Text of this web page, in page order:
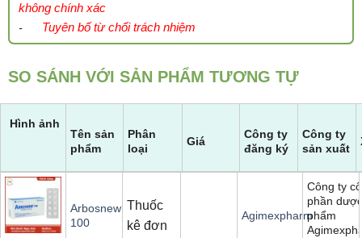
không chính xác
- Tuyên bố từ chối trách nhiệm
SO SÁNH VỚI SẢN PHẨM TƯƠNG TỰ
Hình ảnh
Tên sản
phẩm
Phân
loại
Giá
Công ty
đăng ký
Công ty
sản xuất
Arbosnew
100
Thuốc
kê đơn
Agimexpharm
Công ty cổ
phần dược
phẩm